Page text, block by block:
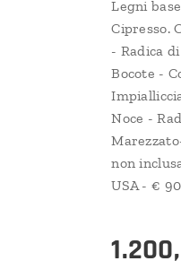
Legni
Cipresso.
- Radica
Bocote -
Noce -
non
USA - €